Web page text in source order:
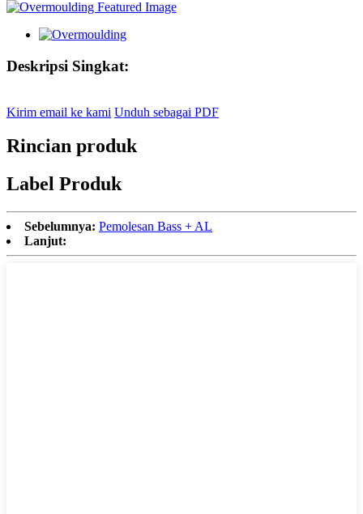
Deskripsi Singkat:
Kirim email ke kami Unduh sebagai PDF
Rincian produk
Label Produk
Sebelumnya: Pemolesan Bass + AL
Lanjut: